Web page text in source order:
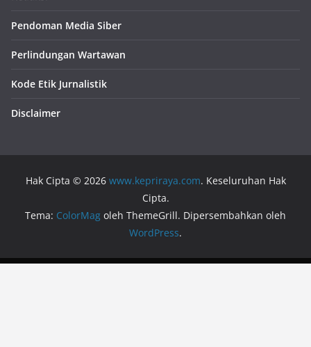
Pendoman Media Siber
Perlindungan Wartawan
Kode Etik Jurnalistik
Disclaimer
Hak Cipta © 2026 www.kepriraya.com. Keseluruhan Hak
Cipta.
Tema: ColorMag oleh ThemeGrill. Dipersembahkan oleh
WordPress.